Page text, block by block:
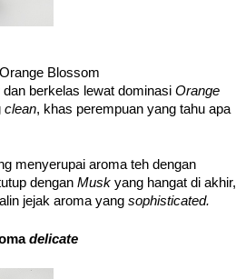
Blossom
berkelas lewat dominasi Orange
clean, khas perempuan yang tahu apa
menyerupai aroma teh dengan
dengan Musk yang hangat di akhir,
jejak aroma yang sophisticated.
delicate